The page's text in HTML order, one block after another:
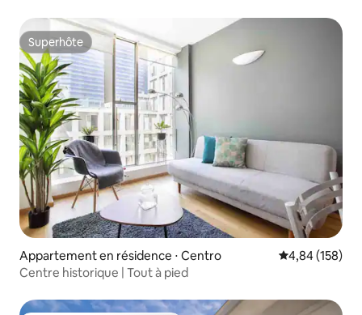
Superhôte
Superhôte
Appartement en résidence ⋅ Centro Évaluation
4,84 (158)
Centre historique | Tout à pied